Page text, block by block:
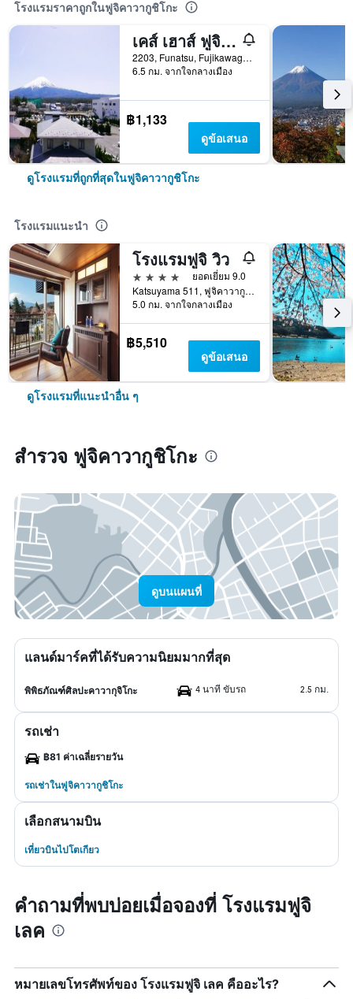
โรงแรมราคาถูกในฟูจิคาวากูชิโกะ
เคส์ เฮาส์ ฟูจิ วิว - โฮสเทล
2203, Funatsu, Fujikawaguchiko-machi Minamitsuru-gun, ฟูจิคาวากูชิโกะ, ญี่ปุ่น
6.5 กม. จากใจกลางเมือง
฿1,133
ดูข้อเสนอ
ดูโรงแรมที่ถูกที่สุดในฟูจิคาวากูชิโกะ
โรงแรมแนะนำ
โรงแรมฟูจิ วิว
4 ดาว
ยอดเยี่ยม 9.0
Katsuyama 511, ฟูจิคาวากูชิโกะ, ญี่ปุ่น
5.0 กม. จากใจกลางเมือง
฿5,510
ดูข้อเสนอ
ดูโรงแรมที่แนะนำอื่น ๆ
สำรวจ ฟูจิคาวากูชิโกะ
ดูบนแผนที่
แลนด์มาร์คที่ได้รับความนิยมมากที่สุด
พิพิธภัณฑ์ศิลปะคาวากุจิโกะ 4 นาที ขับรถ 2.5 กม.
รถเช่า
฿81 ค่าเฉลี่ยรายวัน
รถเช่าในฟูจิคาวากูชิโกะ
เลือกสนามบิน
เที่ยวบินไปโตเกียว
คำถามที่พบบ่อยเมื่อจองที่ โรงแรมฟูจิ
เลค
หมายเลขโทรศัพท์ของ โรงแรมฟูจิ เลค คืออะไร?